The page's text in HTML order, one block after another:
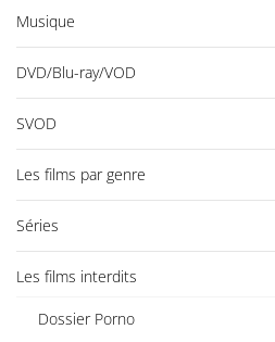
Musique
DVD/Blu-ray/VOD
SVOD
Les films par genre
Séries
Les films interdits
Dossier Porno